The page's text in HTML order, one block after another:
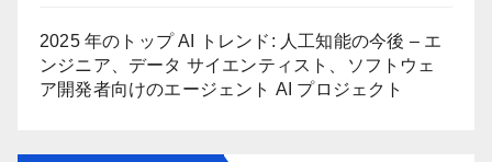
2025 年のトップ AI トレンド: 人工知能の今後 – エ
ンジニア、データ サイエンティスト、ソフトウェ
ア開発者向けのエージェント AI プロジェクト